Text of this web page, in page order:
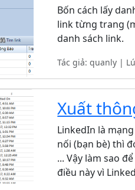
Bốn cách lấy
link từng trang
danh sách link.
Tác giả: quanly |
Xuất
LinkedIn là
nối (bạn bè) thì
... Vậy làm sao
điều này vì